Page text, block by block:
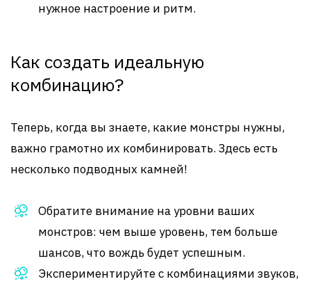
нужное настроение и ритм.
Как создать идеальную
комбинацию?
Теперь, когда вы знаете, какие монстры нужны,
важно грамотно их комбинировать. Здесь есть
несколько подводных камней!
Обратите внимание на уровни ваших
монстров: чем выше уровень, тем больше
шансов, что вождь будет успешным.
Экспериментируйте с комбинациями звуков,